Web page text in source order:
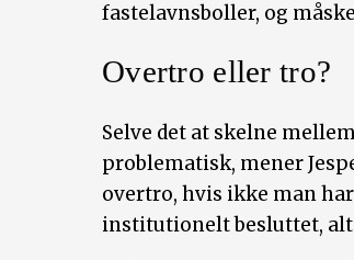
fastelavnsboller, og
Overtro eller tro?
Selve det at skelne
problematisk, mener
overtro, hvis ikke man
institutionelt besluttet,